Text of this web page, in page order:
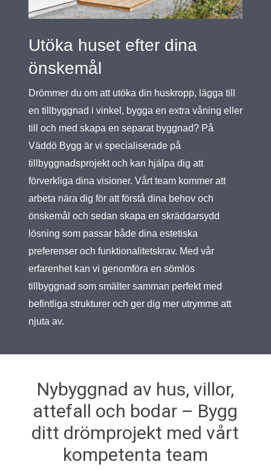
Utöka huset efter dina
önskemål
Drömmer du om att utöka din huskropp, lägga till
en tillbyggnad i vinkel, bygga en extra våning eller
till och med skapa en separat byggnad? På
Väddö Bygg är vi specialiserade på
tillbyggnadsprojekt och kan hjälpa dig att
förverkliga dina visioner. Vårt team kommer att
arbeta nära dig för att förstå dina behov och
önskemål och sedan skapa en skräddarsydd
lösning som passar både dina estetiska
preferenser och funktionalitetskrav. Med vår
erfarenhet kan vi genomföra en sömlös
tillbyggnad som smälter samman perfekt med
befintliga strukturer och ger dig mer utrymme att
njuta av.
Nybyggnad av hus, villor,
attefall och bodar – Bygg
ditt drömprojekt med vårt
kompetenta team